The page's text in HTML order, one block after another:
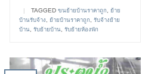
| TAGGEDขนย้ายบ้านราคาถูก
ย้าย
บ้านรับจ้าง
ย้ายบ้านราคาถูก ,รับจ้างย้าย
บ้าน ,รับย้ายบ้าน ,รับย้ายห้องพัก